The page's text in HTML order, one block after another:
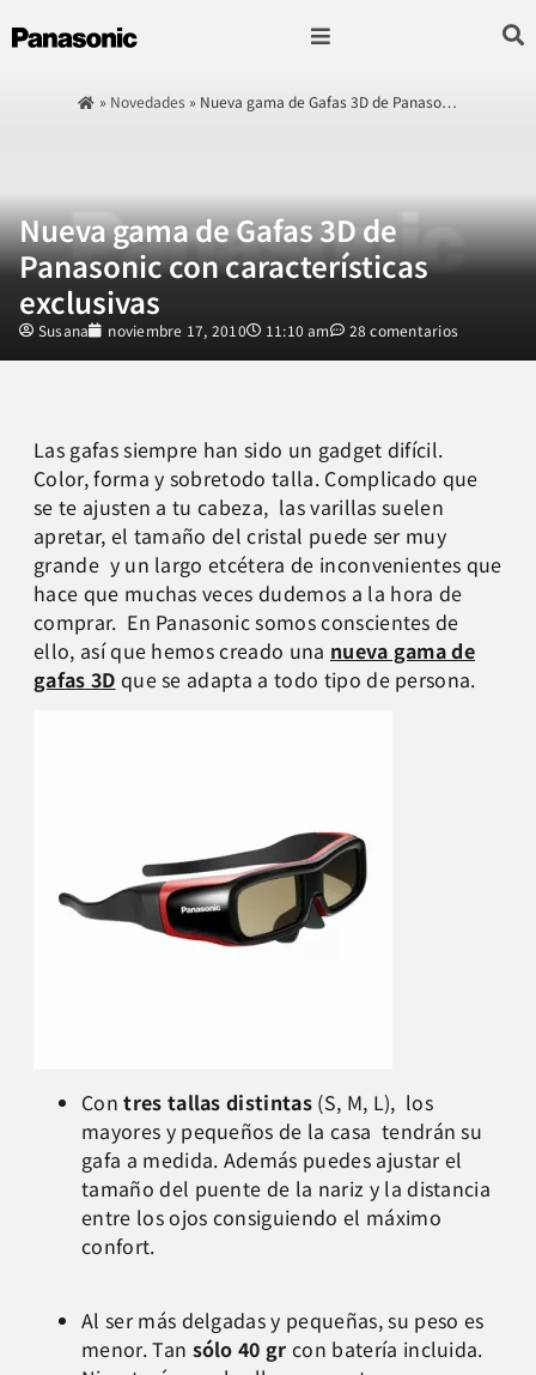
» Novedades » Nueva gama de Gafas 3D de Panaso…
Nueva gama de Gafas 3D de
Panasonic con características
exclusivas
Susana noviembre 17, 2010 11:10 am 28 comentarios
Las gafas siempre han sido un gadget difícil.
Color, forma y sobretodo talla. Complicado que
se te ajusten a tu cabeza, las varillas suelen
apretar, el tamaño del cristal puede ser muy
grande y un largo etcétera de inconvenientes que
hace que muchas veces dudemos a la hora de
comprar. En Panasonic somos conscientes de
ello, así que hemos creado una nueva gama de
gafas 3D que se adapta a todo tipo de persona.
Contres tallas distintas (S, M, L), los
mayores y pequeños de la casa tendrán su
gafa a medida. Además puedes ajustar el
tamaño del puente de la nariz y la distancia
entre los ojos consiguiendo el máximo
confort.
Al ser más delgadas y pequeñas, su peso es
menor. Tan sólo 40 gr con batería incluida.